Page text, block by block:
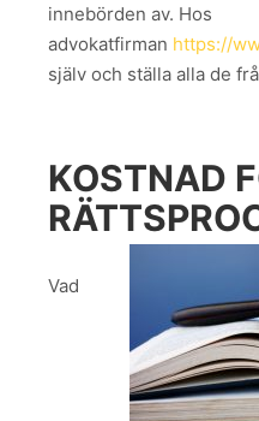
innebörden av. Hos
advokatfirman https://
själv och ställa alla de
KOSTNAD
Vad